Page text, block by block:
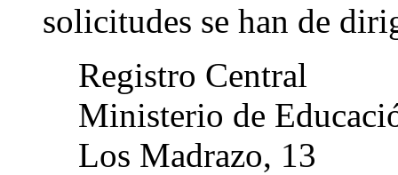
solicitudes se han de
Registro Central
Ministerio de
Los Madrazo, 13